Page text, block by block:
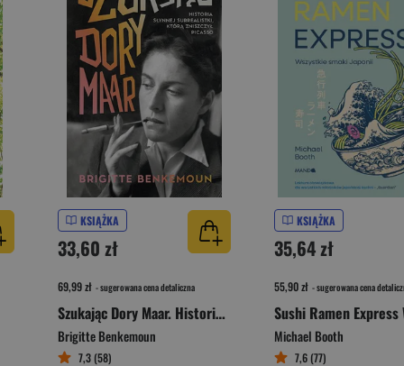
KSIĄŻKA
33,60 zł
69,99 zł - sugerowana cena detaliczna
Szukając Dory Maar. Historia słynnej surrealistki, którą zniszczył Picasso
Brigitte Benkemoun
7,3 (58)
KSIĄŻKA
35,64 zł
55,90 zł - sugerowana cena
Michael Booth
7,6 (77)